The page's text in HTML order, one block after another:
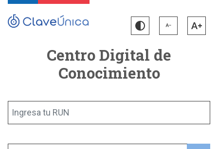
Centro Digital de
Conocimiento
Ingresa tu RUN